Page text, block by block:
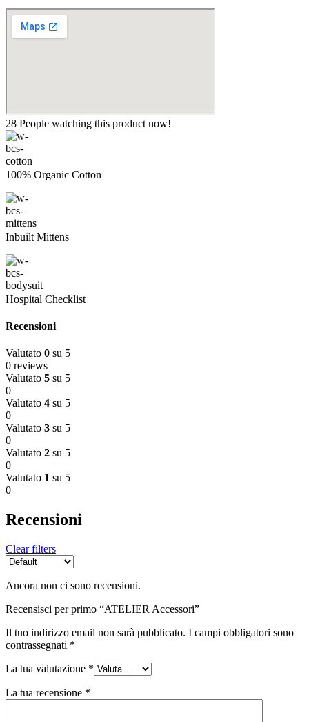
28 People watching this product now!
100% Organic Cotton
Inbuilt Mittens
Hospital Checklist
Recensioni
Valutato 0 su 5
0 reviews
Valutato 5 su 5
0
Valutato 4 su 5
0
Valutato 3 su 5
0
Valutato 2 su 5
0
Valutato 1 su 5
0
Recensioni
Clear filters
Ancora non ci sono recensioni.
Recensisci per primo “ATELIER Accessori”
Il tuo indirizzo email non sarà pubblicato. I campi obbligatori sono
contrassegnati *
La tua valutazione *
La tua recensione *